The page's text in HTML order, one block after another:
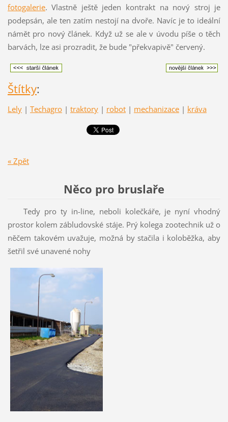
fotogalerie. Vlastně ještě jeden kontrakt na nový stroj je
podepsán, ale ten zatím nestojí na dvoře. Navíc je to ideální
námět pro nový článek. Když už se ale v úvodu píše o těch
barvách, lze asi prozradit, že bude "překvapivě" červený.
Štítky:
Lely | Techagro | traktory | robot | mechanizace | kráva
« Zpět
Něco pro bruslaře
Tedy pro ty in-line, neboli kolečkáře, je nyní vhodný
prostor kolem zábludovské stáje. Prý kolega zootechnik už o
něčem takovém uvažuje, možná by stačila i koloběžka, aby
šetřil své unavené nohy